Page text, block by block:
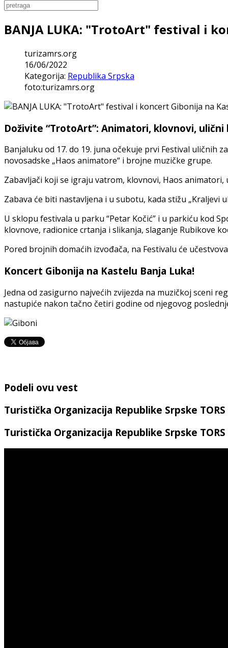
BANJA LUKA: "TrotoArt" festival i
turizamrs.org
16/06/2022
Kategorija: Republika Srpska
foto:turizamrs.org
Doživite “TrotoArt”: Animatori, klovnovi,
Banjaluku od 17. do 19. juna očekuje prvi Festival uličnih
novosadske „Haos animatore“ i brojne muzičke grupe.
Zabavljači koji se igraju vatrom, klovnovi, Haos
Zabava će biti nastavljena i u subotu, kada stižu „Kraljevi
U sklopu festivala u parku “Petar Kočić” i u parkiću kod
klovnove, radionice crtanja i slikanja, slaganje Rubikove
Pored brojnih domaćih izvođača, na Festivalu će
Koncert Gibonija na Kastelu Banja Luka!
Jedna od zasigurno najvećih zvijezda na muzičkoj sceni
nastupiće nakon tačno četiri godine od njegovog
Podeli ovu vest
Turistička Organizacija Republike Srpske TORS
Turistička Organizacija Republike Srpske TORS